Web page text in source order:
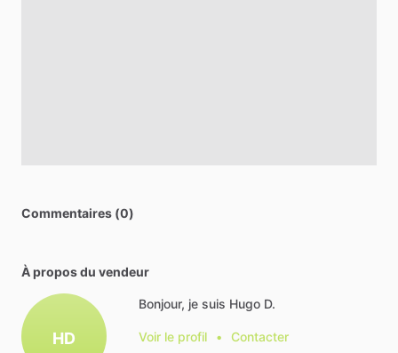
Commentaires (0)
À propos du vendeur
HD
Bonjour, je suis Hugo D.
Voir le profil • Contacter